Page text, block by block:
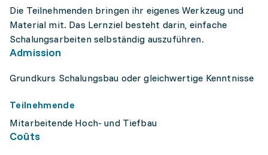
Die Teilnehmenden bringen ihr eigenes Werkzeug und
Material mit. Das Lernziel besteht darin, einfache
Schalungsarbeiten selbständig auszuführen.
Admission
Grundkurs Schalungsbau oder gleichwertige Kenntnisse
Teilnehmende
Mitarbeitende Hoch- und Tiefbau
Coûts